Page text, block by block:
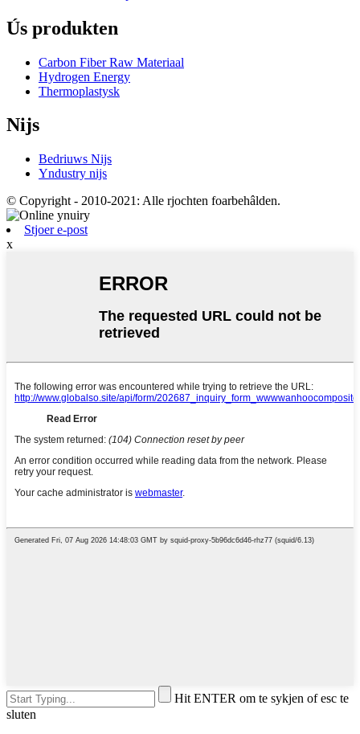
Ús produkten
Carbon Fiber Raw Materiaal
Hydrogen Energy
Thermoplastysk
Nijs
Bedriuws Nijs
Yndustry nijs
© Copyright - 2010-2021: Alle rjochten foarbehâlden.
Stjoer e-post
x
Hit ENTER om te sykjen of esc te
sluten